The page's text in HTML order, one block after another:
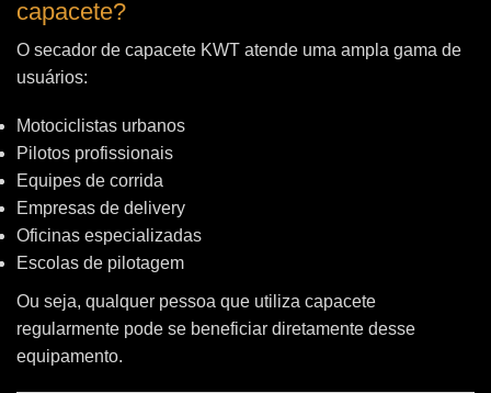
capacete?
O secador de capacete KWT atende uma ampla gama de
usuários:
Motociclistas urbanos
Pilotos profissionais
Equipes de corrida
Empresas de delivery
Oficinas especializadas
Escolas de pilotagem
Ou seja, qualquer pessoa que utiliza capacete
regularmente pode se beneficiar diretamente desse
equipamento.